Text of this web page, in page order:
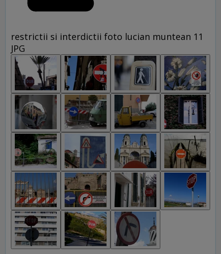
restrictii si interdictii foto lucian muntean 11
JPG